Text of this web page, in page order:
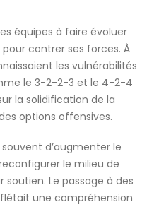
équipes à faire évoluer
contrer ses forces. À
les vulnérabilités
le 3-2-2-3 et le 4-2-4
la solidification de la
options offensives.
d’augmenter le
le milieu de
Le passage à des
une compréhension